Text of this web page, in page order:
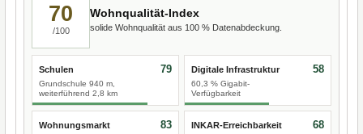
70
/100
Wohnqualität-Index
solide Wohnqualität aus 100 % Datenabdeckung.
Schulen
Grundschule 940 m,
weiterführend 2,8 km
79 Digitale Infrastruktur
60,3 % Gigabit-
Verfügbarkeit
58
Wohnungsmarkt 83 INKAR-Erreichbarkeit 68